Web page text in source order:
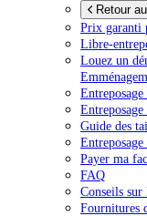
Retour
Prix garanti
Libre-
Louez un
Guide des
Payer ma
FAQ
Conseils sur
Fournitures